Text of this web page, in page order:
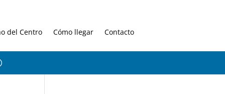
del Centro Cómo llegar Contacto